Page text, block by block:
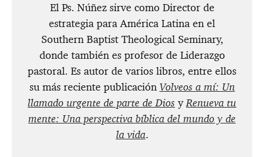
El Ps. Núñez sirve como Director de
estrategia para América Latina en el
Southern Baptist Theological Seminary,
donde también es profesor de Liderazgo
pastoral. Es autor de varios libros, entre ellos
su más reciente publicación Volveos a mí: Un
llamado urgente de parte de Dios yRenueva tu
mente: Una perspectiva bíblica del mundo y de
la vida.